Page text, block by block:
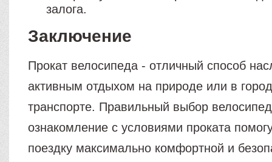
залога.
Заключение
Прокат велосипеда - отличный способ
активным отдыхом на природе или в
транспорте. Правильный выбор
ознакомление с условиями проката
поездку максимально комфортной и